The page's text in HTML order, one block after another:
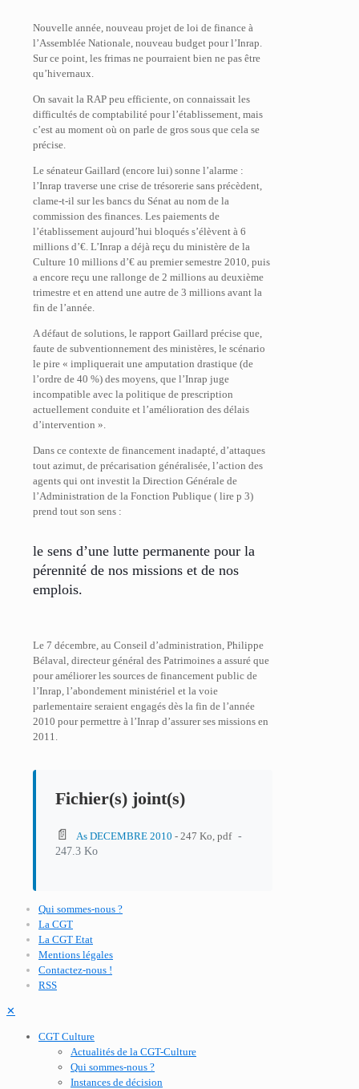
Nouvelle année, nouveau projet de loi de finance à
l’Assemblée Nationale, nouveau budget pour l’Inrap.
Sur ce point, les frimas ne pourraient bien ne pas être
qu’hivernaux.
On savait la RAP peu efficiente, on connaissait les
difficultés de comptabilité pour l’établissement, mais
c’est au moment où on parle de gros sous que cela se
précise.
Le sénateur Gaillard (encore lui) sonne l’alarme :
l’Inrap traverse une crise de trésorerie sans précèdent,
clame-t-il sur les bancs du Sénat au nom de la
commission des finances. Les paiements de
l’établissement aujourd’hui bloqués s’élèvent à 6
millions d’€. L’Inrap a déjà reçu du ministère de la
Culture 10 millions d’€ au premier semestre 2010, puis
a encore reçu une rallonge de 2 millions au deuxième
trimestre et en attend une autre de 3 millions avant la
fin de l’année.
A défaut de solutions, le rapport Gaillard précise que,
faute de subventionnement des ministères, le scénario
le pire « impliquerait une amputation drastique (de
l’ordre de 40 %) des moyens, que l’Inrap juge
incompatible avec la politique de prescription
actuellement conduite et l’amélioration des délais
d’intervention ».
Dans ce contexte de financement inadapté, d’attaques
tout azimut, de précarisation généralisée, l’action des
agents qui ont investit la Direction Générale de
l’Administration de la Fonction Publique ( lire p 3)
prend tout son sens :
le sens d’une lutte permanente pour la
pérennité de nos missions et de nos
emplois.
Le 7 décembre, au Conseil d’administration, Philippe
Bélaval, directeur général des Patrimoines a assuré que
pour améliorer les sources de financement public de
l’Inrap, l’abondement ministériel et la voie
parlementaire seraient engagés dès la fin de l’année
2010 pour permettre à l’Inrap d’assurer ses missions en
2011.
Fichier(s) joint(s)
📄 As DECEMBRE 2010 - 247 Ko, pdf -
247.3 Ko
Qui sommes-nous ?
La CGT
La CGT Etat
Mentions légales
Contactez-nous !
RSS
✕
CGT Culture
Actualités de la CGT-Culture
Qui sommes-nous ?
Instances de décision